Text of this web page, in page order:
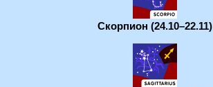
Скорпион (24.10–22.11)